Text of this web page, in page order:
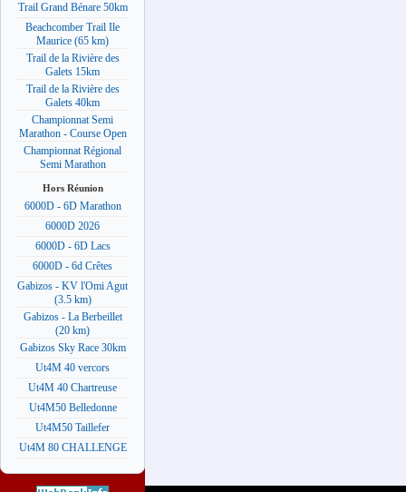
Trail Grand Bénare 50km
Beachcomber Trail Ile
Maurice (65 km)
Trail de la Rivière des
Galets 15km
Trail de la Rivière des
Galets 40km
Championnat Semi
Marathon - Course Open
Championnat Régional
Semi Marathon
Hors Réunion
6000D - 6D Marathon
6000D 2026
6000D - 6D Lacs
6000D - 6d Crêtes
Gabizos - KV l'Omi Agut
(3.5 km)
Gabizos - La Berbeillet
(20 km)
Gabizos Sky Race 30km
Ut4M 40 vercors
Ut4M 40 Chartreuse
Ut4M50 Belledonne
Ut4M50 Taillefer
Ut4M 80 CHALLENGE